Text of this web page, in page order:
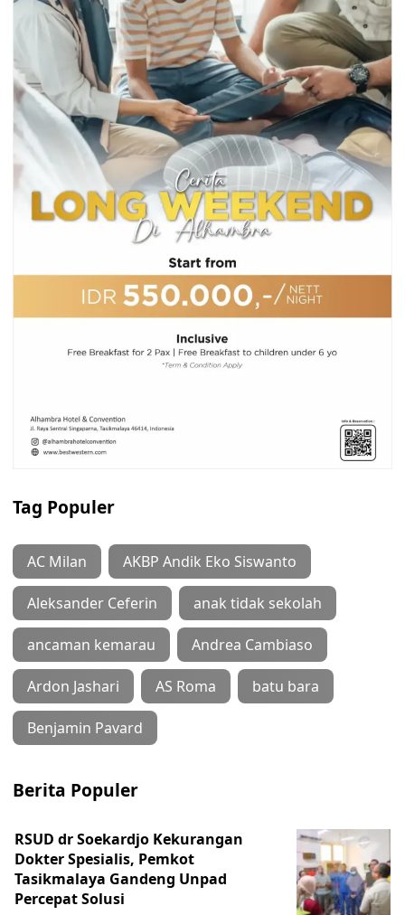
Tag Populer
AC Milan AKBP Andik Eko Siswanto
Aleksander Ceferin anak tidak sekolah
ancaman kemarau Andrea Cambiaso
Ardon Jashari AS Roma batu bara
Benjamin Pavard
Berita Populer
RSUD dr Soekardjo Kekurangan
Dokter Spesialis, Pemkot
Tasikmalaya Gandeng Unpad
Percepat Solusi